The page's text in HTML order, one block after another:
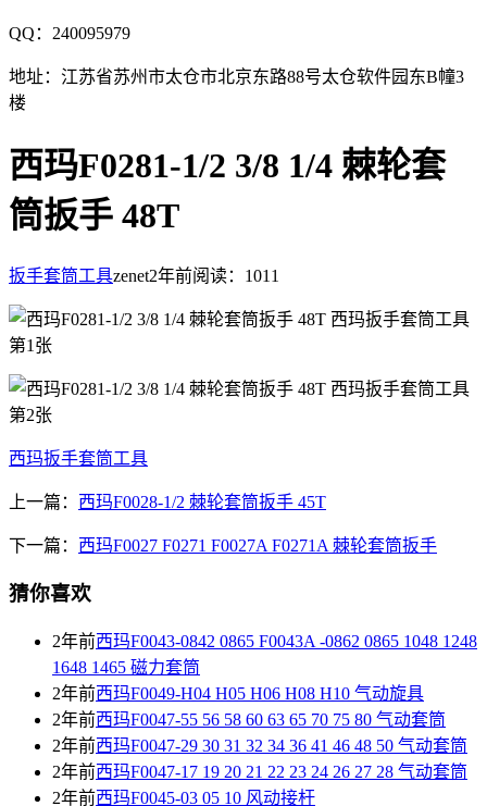
QQ：240095979
地址：江苏省苏州市太仓市北京东路88号太仓软件园东B幢3
楼
西玛F0281-1/2 3/8 1/4 棘轮套
筒扳手 48T
扳手套筒工具zenet2年前阅读：1011
西玛扳手套筒工具
上一篇： 西玛F0028-1/2 棘轮套筒扳手 45T
下一篇： 西玛F0027 F0271 F0027A F0271A 棘轮套筒扳手
猜你喜欢
2年前西玛F0043-0842 0865 F0043A -0862 0865 1048 1248
1648 1465 磁力套筒
2年前西玛F0049-H04 H05 H06 H08 H10 气动旋具
2年前西玛F0047-55 56 58 60 63 65 70 75 80 气动套筒
2年前西玛F0047-29 30 31 32 34 36 41 46 48 50 气动套筒
2年前西玛F0047-17 19 20 21 22 23 24 26 27 28 气动套筒
2年前西玛F0045-03 05 10 风动接杆